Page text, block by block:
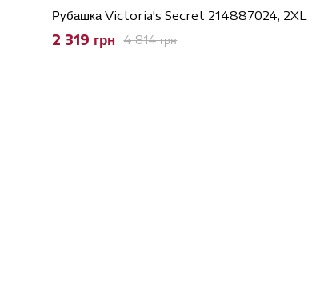
Рубашка Victoria's Secret 214887024, 2XL
4 814 грн
2 319 грн